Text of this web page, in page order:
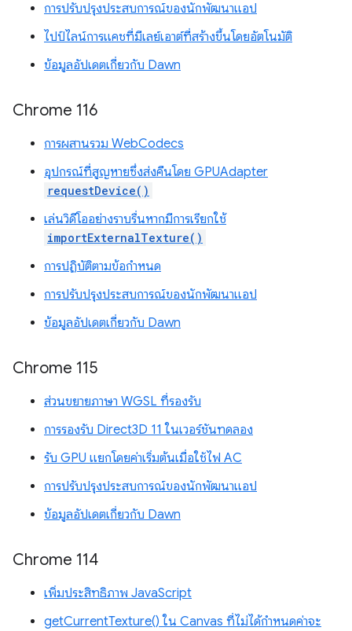
การปรับปรุงประสบการณ์ของนักพัฒนาแอป
ไปป์ไลน์การแคชที่มีเลย์เอาต์ที่สร้างขึ้นโดยอัตโนมัติ
ข้อมูลอัปเดตเกี่ยวกับ Dawn
Chrome 116
การผสานรวม WebCodecs
อุปกรณ์ที่สูญหายซึ่งส่งคืนโดย GPUAdapter
requestDevice()
เล่นวิดีโออย่างราบรื่นหากมีการเรียกใช้
importExternalTexture()
การปฏิบัติตามข้อกำหนด
การปรับปรุงประสบการณ์ของนักพัฒนาแอป
ข้อมูลอัปเดตเกี่ยวกับ Dawn
Chrome 115
ส่วนขยายภาษา WGSL ที่รองรับ
การรองรับ Direct3D 11 ในเวอร์ชันทดลอง
รับ GPU แยกโดยค่าเริ่มต้นเมื่อใช้ไฟ AC
การปรับปรุงประสบการณ์ของนักพัฒนาแอป
ข้อมูลอัปเดตเกี่ยวกับ Dawn
Chrome 114
เพิ่มประสิทธิภาพ JavaScript
getCurrentTexture() ใน Canvas ที่ไม่ได้กำหนดค่าจะ